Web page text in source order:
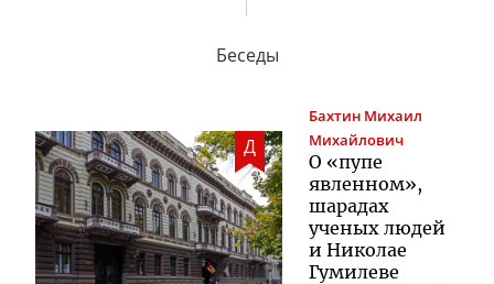
Беседы
Д
Бахтин Михаил
Михайлович
О «пупе
явленном»,
шарадах
ученых людей
и Николае
Гумилеве